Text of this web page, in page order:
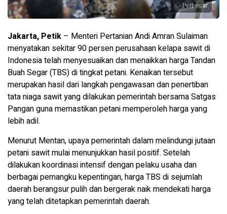
Perbesar
Jakarta, Petik – Menteri Pertanian Andi Amran Sulaiman
menyatakan sekitar 90 persen perusahaan kelapa sawit di
Indonesia telah menyesuaikan dan menaikkan harga Tandan
Buah Segar (TBS) di tingkat petani. Kenaikan tersebut
merupakan hasil dari langkah pengawasan dan penertiban
tata niaga sawit yang dilakukan pemerintah bersama Satgas
Pangan guna memastikan petani memperoleh harga yang
lebih adil.
Menurut Mentan, upaya pemerintah dalam melindungi jutaan
petani sawit mulai menunjukkan hasil positif. Setelah
dilakukan koordinasi intensif dengan pelaku usaha dan
berbagai pemangku kepentingan, harga TBS di sejumlah
daerah berangsur pulih dan bergerak naik mendekati harga
yang telah ditetapkan pemerintah daerah.